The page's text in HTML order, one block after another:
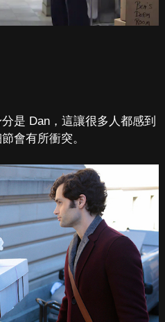
是 Dan，這讓很多人都感到
會有所衝突。